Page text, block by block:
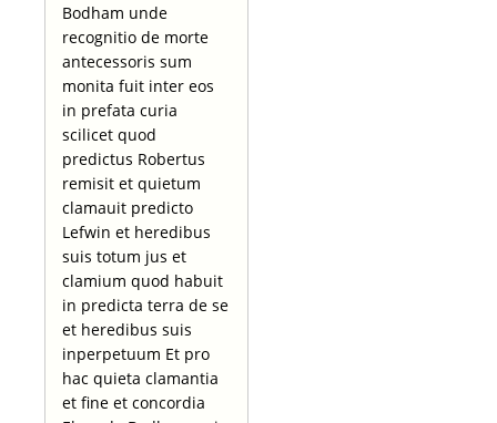
Bodham unde
recognitio de morte
antecessoris sum
monita fuit inter eos
in prefata curia
scilicet quod
predictus Robertus
remisit et quietum
clamauit predicto
Lefwin et heredibus
suis totum jus et
clamium quod habuit
in predicta terra de se
et heredibus suis
inperpetuum Et pro
hac quieta clamantia
et fine et concordia